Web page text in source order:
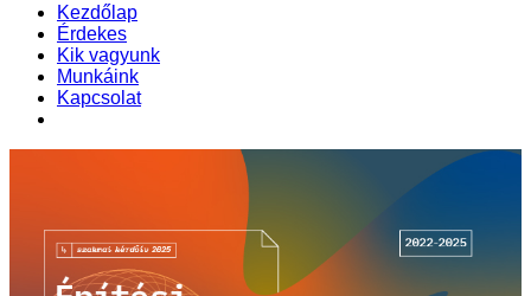
Kezdőlap
Érdekes
Kik vagyunk
Munkáink
Kapcsolat